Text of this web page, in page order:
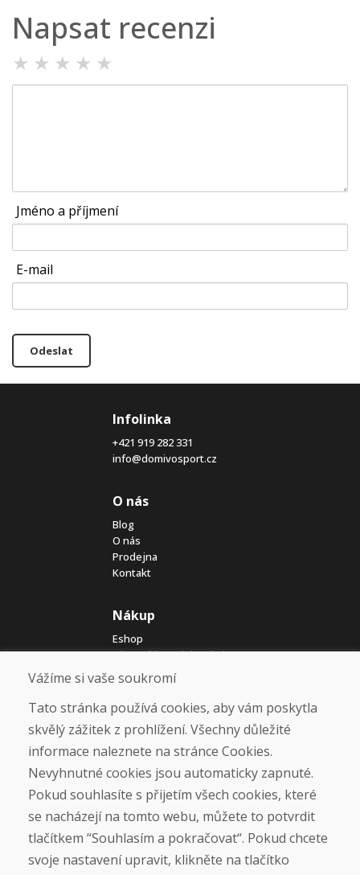
Napsat recenzi
★ ★ ★ ★ ★
Jméno a příjmení
E-mail
Odeslat
Infolinka
+421 919 282 331
info@domivosport.cz
O nás
Blog
O nás
Prodejna
Kontakt
Nákup
Eshop
Jak posíláme elektrokola
Obchodní podmínky
Doprava
Platba
Vrácení a výměna zboží
Ochrana osobních údajů
Cookies
Sociální sítě
Vážíme si vaše soukromí
Tato stránka používá cookies, aby vám poskytla
skvělý zážitek z prohlížení. Všechny důležité
informace naleznete na stránce Cookies.
Nevyhnutné cookies jsou automaticky zapnuté.
Pokud souhlasíte s přijetím všech cookies, které
se nacházejí na tomto webu, můžete to potvrdit
tlačítkem “Souhlasím a pokračovat“. Pokud chcete
svoje nastavení upravit, klikněte na tlačítko